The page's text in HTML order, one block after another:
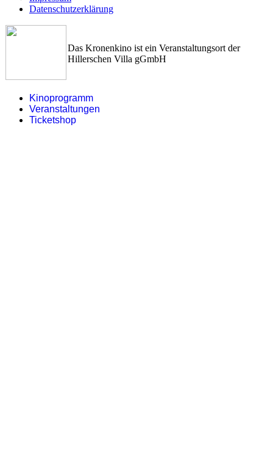
Datenschutzerklärung
Das Kronenkino ist ein Veranstaltungsort der
Hillerschen Villa gGmbH
Kinoprogramm
Veranstaltungen
Ticketshop